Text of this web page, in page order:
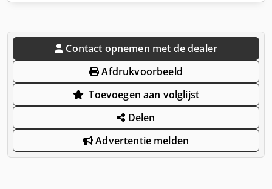
Contact opnemen met de dealer
Afdrukvoorbeeld
Toevoegen aan volglijst
Delen
Advertentie melden